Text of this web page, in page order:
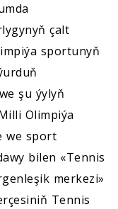
çalt
sportunyň
şu ýylyň
Olimpiýa
we sport
bilen «Tennis
merkezi»
Tennis